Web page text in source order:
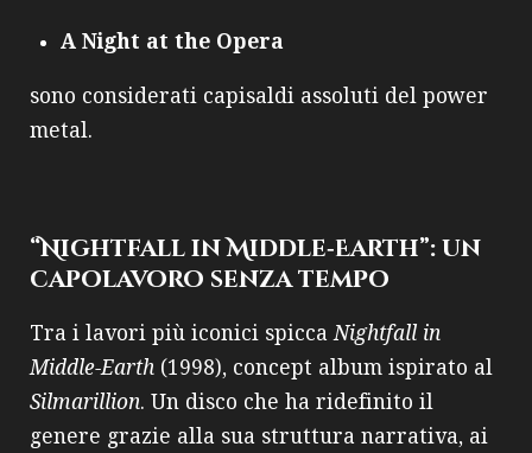
A Night at the Opera
sono considerati capisaldi assoluti del power
metal.
“Nightfall in Middle‑Earth”: un
capolavoro senza tempo
Tra i lavori più iconici spicca Nightfall in
Middle‑Earth (1998), concept album ispirato al
Silmarillion. Un disco che ha ridefinito il
genere grazie alla sua struttura narrativa, ai